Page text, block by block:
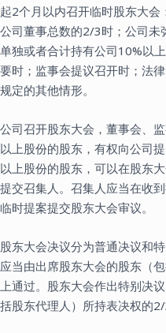
起2个月以内召开临时股东大
公司董事总数的2/3时；公司未
单独或者合计持有公司10%以
要时；监事会提议召开时；法
规定的其他情形。
公司召开股东大会，董事会、
以上股份的股东，有权向公司
以上股份的股东，可以在股东
提交召集人。召集人应当在收
临时提案提交股东大会审议。
股东大会决议分为普通决议和
应当由出席股东大会的股东（
上通过。股东大会作出特别决
括股东代理人）所持表决权的2/